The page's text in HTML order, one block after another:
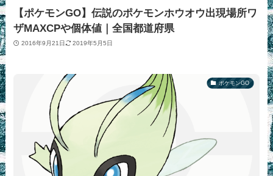
【ポケモンGO】伝説のポケモンホウオウ出現場所ワ
ザMAXCPや個体値｜全国都道府県
2016年9月21日 2019年5月5日
ポケモンGO